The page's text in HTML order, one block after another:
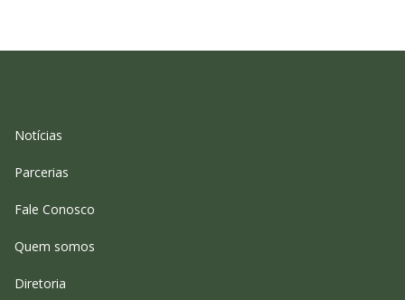
Notícias
Parcerias
Fale Conosco
Quem somos
Diretoria